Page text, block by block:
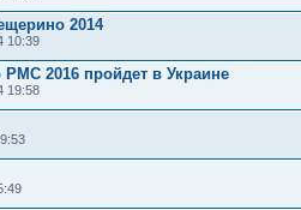
2014
10:39
2016 пройдет в Украине
19:58